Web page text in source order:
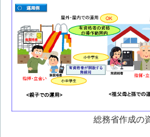
総務省作成の